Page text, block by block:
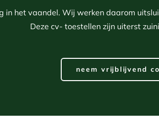
in het vaandel. Wij werken daarom
Deze cv- toestellen zijn uiterst
neem vrijblijvend